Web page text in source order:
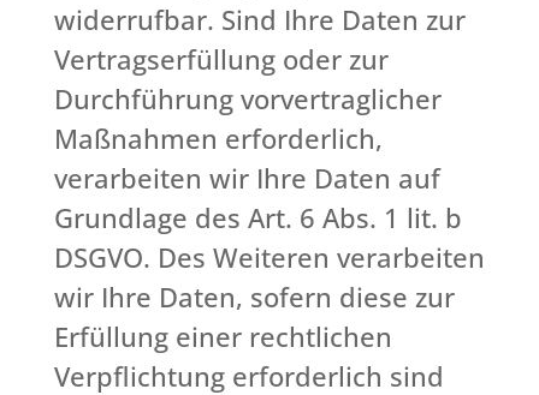
widerrufbar. Sind Ihre Daten zur
Vertragserfüllung oder zur
Durchführung vorvertraglicher
Maßnahmen erforderlich,
verarbeiten wir Ihre Daten auf
Grundlage des Art. 6 Abs. 1 lit. b
DSGVO. Des Weiteren verarbeiten
wir Ihre Daten, sofern diese zur
Erfüllung einer rechtlichen
Verpflichtung erforderlich sind